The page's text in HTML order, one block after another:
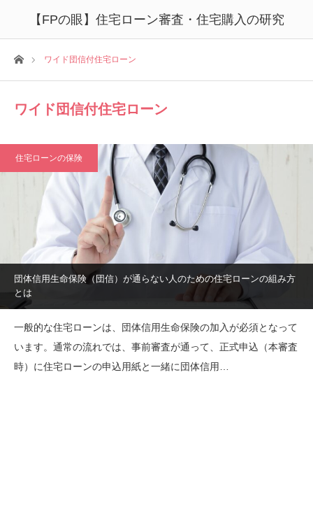
【FPの眼】住宅ローン審査・住宅購入の研究
ホームワイド団信付住宅ローン
ワイド団信付住宅ローン
住宅ローンの保険
団体信用生命保険（団信）が通らない人のための住宅ローンの組み方
とは
一般的な住宅ローンは、団体信用生命保険の加入が必須となって
います。通常の流れでは、事前審査が通って、正式申込（本審査
時）に住宅ローンの申込用紙と一緒に団体信用…